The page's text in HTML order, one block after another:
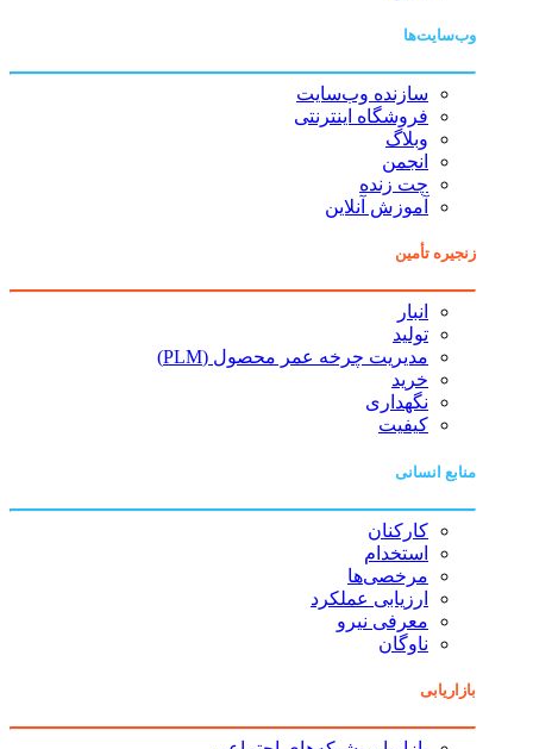
وب‌سایت‌ها
سازنده وب‌سایت
فروشگاه اینترنتی
وبلاگ
انجمن
چت زنده
آموزش آنلاین
زنجیره تأمین
انبار
تولید
مدیریت چرخه عمر محصول (PLM)
خرید
نگهداری
کیفیت
منابع انسانی
کارکنان
استخدام
مرخصی‌ها
ارزیابی عملکرد
معرفی نیرو
ناوگان
بازاریابی